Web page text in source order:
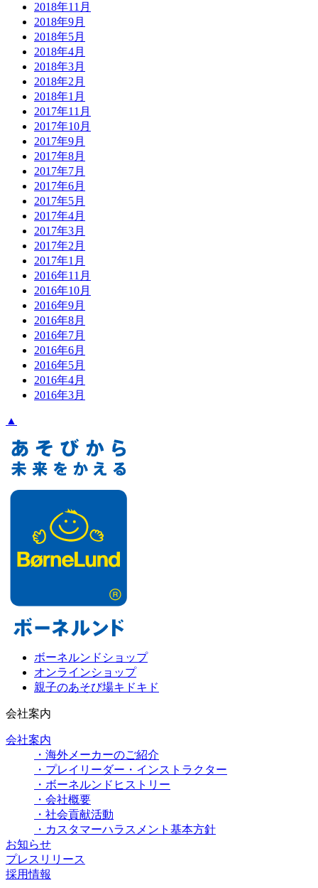
2018年11月
2018年9月
2018年5月
2018年4月
2018年3月
2018年2月
2018年1月
2017年11月
2017年10月
2017年9月
2017年8月
2017年7月
2017年6月
2017年5月
2017年4月
2017年3月
2017年2月
2017年1月
2016年11月
2016年10月
2016年9月
2016年8月
2016年7月
2016年6月
2016年5月
2016年4月
2016年3月
▲
ボーネルンドショップ
オンラインショップ
親子のあそび場キドキド
会社案内
会社案内
・海外メーカーのご紹介
・プレイリーダー・インストラクター
・ボーネルンドヒストリー
・会社概要
・社会貢献活動
・カスタマーハラスメント基本方針
お知らせ
プレスリリース
採用情報